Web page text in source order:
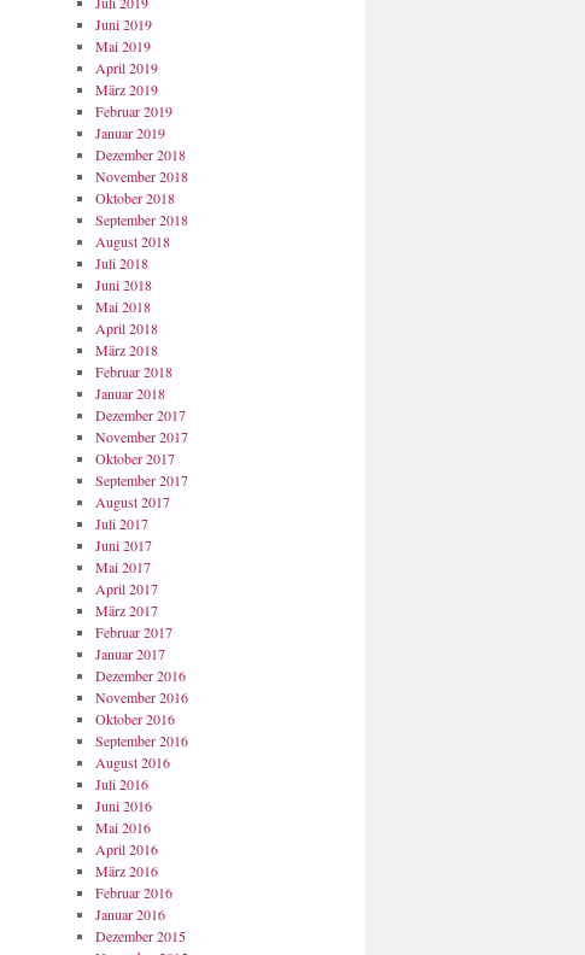
Juni 2019
Mai 2019
April 2019
März 2019
Februar 2019
Januar 2019
Dezember 2018
November 2018
Oktober 2018
September 2018
August 2018
Juli 2018
Juni 2018
Mai 2018
April 2018
März 2018
Februar 2018
Januar 2018
Dezember 2017
November 2017
Oktober 2017
September 2017
August 2017
Juli 2017
Juni 2017
Mai 2017
April 2017
März 2017
Februar 2017
Januar 2017
Dezember 2016
November 2016
Oktober 2016
September 2016
August 2016
Juli 2016
Juni 2016
Mai 2016
April 2016
März 2016
Februar 2016
Januar 2016
Dezember 2015